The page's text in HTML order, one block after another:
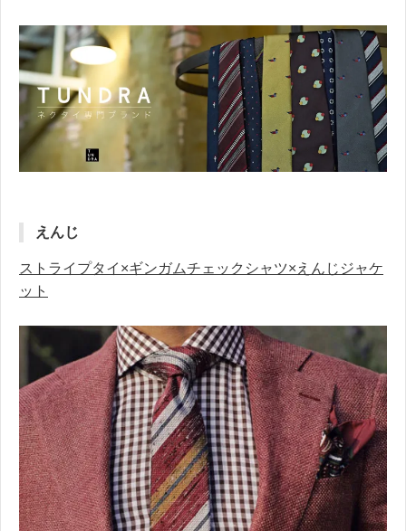
えんじ
ストライプタイ×ギンガムチェックシャツ×えんじジャケ
ット